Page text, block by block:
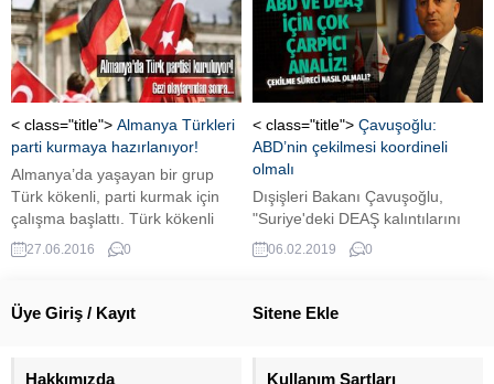
açıklanamaz"
< class="title"> Almanya Türkleri
parti kurmaya hazırlanıyor!
Almanya’da yaşayan bir grup
Türk kökenli, parti kurmak için
çalışma başlattı. Türk kökenli
vatandaşlarımız Almanya’da
parti kurma çalışmalarına
seçimlerinde Türk partisinin
27.06.2016 0
< class="title"> Çavuşoğlu:
ABD’nin çekilmesi koordineli
olmalı
Dışişleri Bakanı Çavuşoğlu,
"Suriye'deki DEAŞ kalıntılarını
temizleme ve ABD'nin Suriye'den
çekilme süreci sistemli ve
yapılmalıdır." dedi.
06.02.2019 0
Üye Giriş / Kayıt Sitene Ekle
Hakkımızda Kullanım Şartları